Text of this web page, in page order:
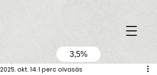
3,5%
2025. okt. 14.1 perc olvasás